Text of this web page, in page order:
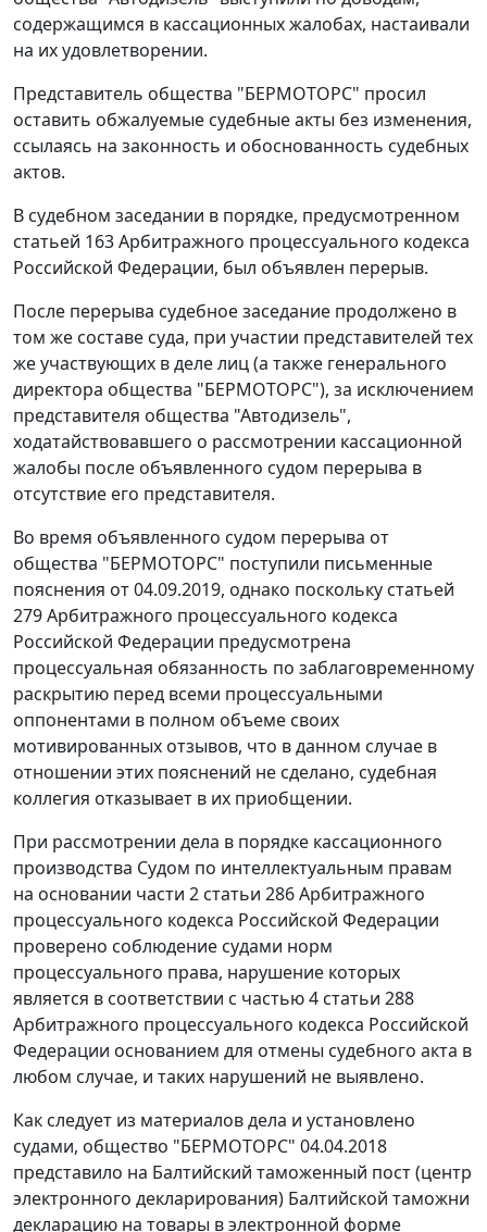
содержащимся в кассационных жалобах, настаивали
на их удовлетворении.
Представитель общества "БЕРМОТОРС" просил
оставить обжалуемые судебные акты без изменения,
ссылаясь на законность и обоснованность судебных
актов.
В судебном заседании в порядке, предусмотренном
статьей 163 Арбитражного процессуального кодекса
Российской Федерации, был объявлен перерыв.
После перерыва судебное заседание продолжено в
том же составе суда, при участии представителей тех
же участвующих в деле лиц (а также генерального
директора общества "БЕРМОТОРС"), за исключением
представителя общества "Автодизель",
ходатайствовавшего о рассмотрении кассационной
жалобы после объявленного судом перерыва в
отсутствие его представителя.
Во время объявленного судом перерыва от
общества "БЕРМОТОРС" поступили письменные
пояснения от 04.09.2019, однако поскольку статьей
279 Арбитражного процессуального кодекса
Российской Федерации предусмотрена
процессуальная обязанность по заблаговременному
раскрытию перед всеми процессуальными
оппонентами в полном объеме своих
мотивированных отзывов, что в данном случае в
отношении этих пояснений не сделано, судебная
коллегия отказывает в их приобщении.
При рассмотрении дела в порядке кассационного
производства Судом по интеллектуальным правам
на основании части 2 статьи 286 Арбитражного
процессуального кодекса Российской Федерации
проверено соблюдение судами норм
процессуального права, нарушение которых
является в соответствии с частью 4 статьи 288
Арбитражного процессуального кодекса Российской
Федерации основанием для отмены судебного акта в
любом случае, и таких нарушений не выявлено.
Как следует из материалов дела и установлено
судами, общество "БЕРМОТОРС" 04.04.2018
представило на Балтийский таможенный пост (центр
электронного декларирования) Балтийской таможни
декларацию на товары в электронной форме